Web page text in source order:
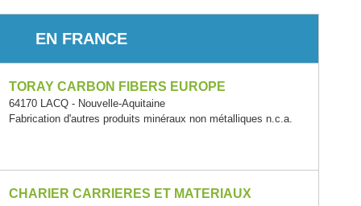
EN FRANCE
TORAY CARBON FIBERS EUROPE
64170 LACQ - Nouvelle-Aquitaine
Fabrication d'autres produits minéraux non métalliques n.c.a.
CHARIER CARRIERES ET MATERIAUX